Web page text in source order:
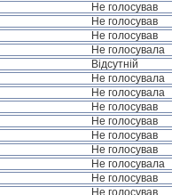
Не голосував
Не голосував
Не голосував
Не голосувала
Відсутній
Не голосувала
Не голосувала
Не голосував
Не голосував
Не голосував
Не голосував
Не голосувала
Не голосував
Не голосував